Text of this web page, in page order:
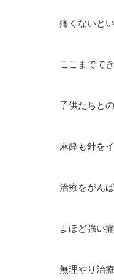
痛くないと
ここまでで
子供たちと
麻酔も針を
治療をがん
よほど強い
無理やり治